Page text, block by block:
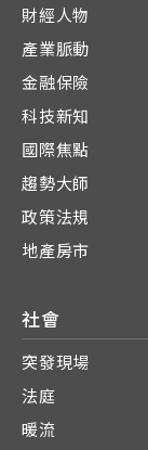
財經人物
產業脈動
金融保險
科技新知
國際焦點
趨勢大師
政策法規
地產房市
社會
突發現場
法庭
暖流